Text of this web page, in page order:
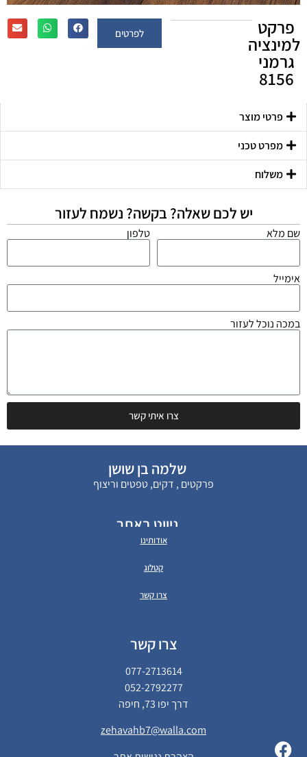
פרקט
למינציה
גרמני
8156
לפרטים
פרטי מוצר
מפרט טכני
משלוח
יש לכם שאלה? בקשה? נשמח לעזור
שם מלא טלפון
אימייל
במכה נוכל לעזור
צרו איתי קשר
שלמה בן שושן
פרקטים , דקים, טפטים וריצוף
ניווט באתר
אודותינו
קטלוג
צרו קשר
צרו קשר
077-2713614
052-2792277
דרך יפו 73, חיפה
zehavahb7@walla.com